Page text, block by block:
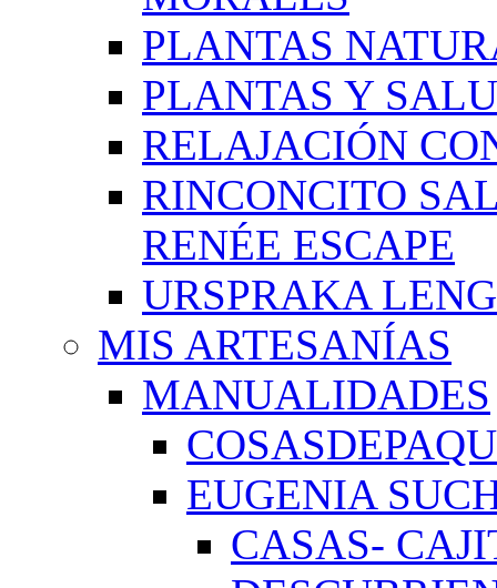
PLANTAS
PLANTAS Y
RELAJACIÓN
RINCONCITO
RENÉE ESCAPE
URSPRAKA
MIS ARTESANÍAS
MANUALIDADES
EUGENIA
CASAS-